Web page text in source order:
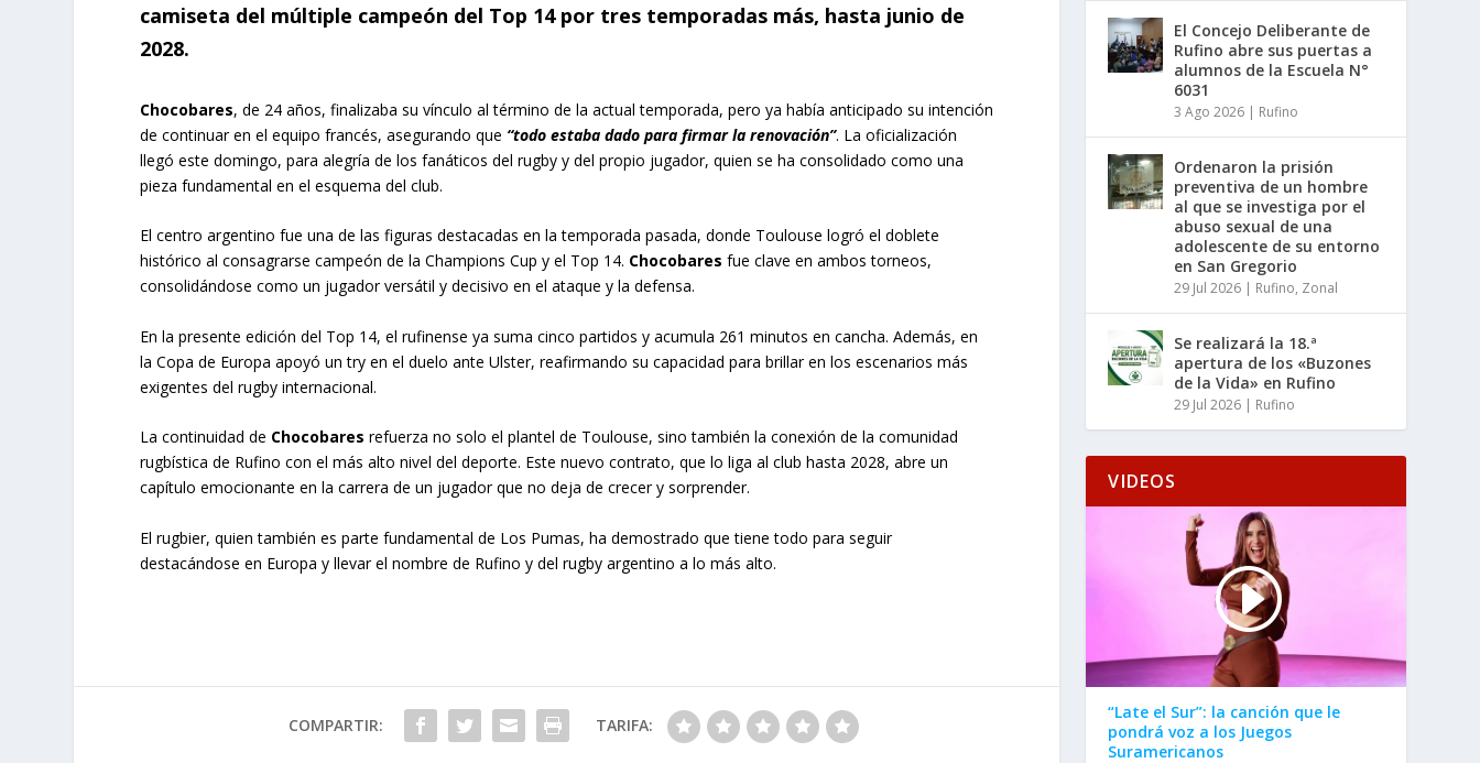
camiseta del múltiple campeón del Top 14 por tres temporadas más, hasta junio de
2028.
Chocobares, de 24 años, finalizaba su vínculo al término de la actual temporada, pero ya había anticipado su intención
de continuar en el equipo francés, asegurando que “todo estaba dado para firmar la renovación”. La oficialización
llegó este domingo, para alegría de los fanáticos del rugby y del propio jugador, quien se ha consolidado como una
pieza fundamental en el esquema del club.
El centro argentino fue una de las figuras destacadas en la temporada pasada, donde Toulouse logró el doblete
histórico al consagrarse campeón de la Champions Cup y el Top 14. Chocobares fue clave en ambos torneos,
consolidándose como un jugador versátil y decisivo en el ataque y la defensa.
En la presente edición del Top 14, el rufinense ya suma cinco partidos y acumula 261 minutos en cancha. Además, en
la Copa de Europa apoyó un try en el duelo ante Ulster, reafirmando su capacidad para brillar en los escenarios más
exigentes del rugby internacional.
La continuidad de Chocobaresrefuerza no solo el plantel de Toulouse, sino también la conexión de la comunidad
rugbística de Rufino con el más alto nivel del deporte. Este nuevo contrato, que lo liga al club hasta 2028, abre un
capítulo emocionante en la carrera de un jugador que no deja de crecer y sorprender.
El rugbier, quien también es parte fundamental de Los Pumas, ha demostrado que tiene todo para seguir
destacándose en Europa y llevar el nombre de Rufino y del rugby argentino a lo más alto.
COMPARTIR: TARIFA:
El Concejo Deliberante de
Rufino abre sus puertas a
alumnos de la Escuela N°
6031
3 Ago 2026 | Rufino
Ordenaron la prisión
preventiva de un hombre
al que se investiga por el
abuso sexual de una
adolescente de su entorno
en San Gregorio
29 Jul 2026 | Rufino, Zonal
Se realizará la 18.ª
apertura de los «Buzones
de la Vida» en Rufino
29 Jul 2026 | Rufino
VIDEOS
“Late el Sur”: la canción que le
pondrá voz a los Juegos
Suramericanos